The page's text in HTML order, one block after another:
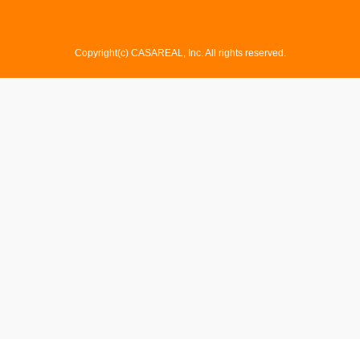
Copyright(c) CASAREAL, Inc. All rights reserved.